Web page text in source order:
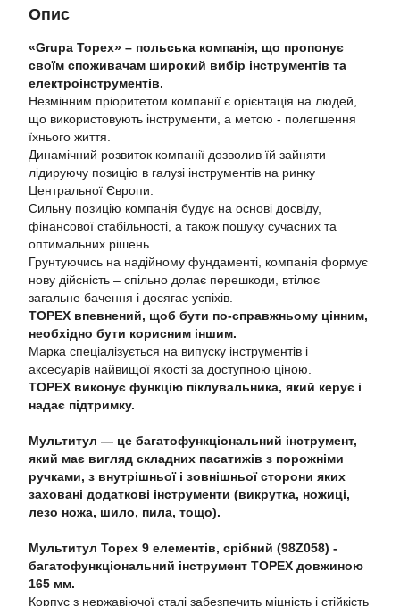
Опис
«Grupа Topex» – польська компанія, що пропонує
своїм споживачам широкий вибір інструментів та
електроінструментів.
Незмінним пріоритетом компанії є орієнтація на людей,
що використовують інструменти, а метою - полегшення
їхнього життя.
Динамічний розвиток компанії дозволив їй зайняти
лідируючу позицію в галузі інструментів на ринку
Центральної Європи.
Сильну позицію компанія будує на основі досвіду,
фінансової стабільності, а також пошуку сучасних та
оптимальних рішень.
Грунтуючись на надійному фундаменті, компанія формує
нову дійсність – спільно долає перешкоди, втілює
загальне бачення і досягає успіхів.
TOPEX впевнений, щоб бути по-справжньому цінним,
необхідно бути корисним іншим.
Марка спеціалізується на випуску інструментів і
аксесуарів найвищої якості за доступною ціною.
TOPEX виконує функцію піклувальника, який керує і
надає підтримку.
Мультитул — це багатофункціональний інструмент,
який має вигляд складних пасатижів з порожніми
ручками, з внутрішньої і зовнішньої сторони яких
заховані додаткові інструменти (викрутка, ножиці,
лезо ножа, шило, пила, тощо).
Мультитул Topex 9 елементів, срібний (98Z058) -
багатофункціональний інструмент TOPEX довжиною
165 мм.
Корпус з нержавіючої сталі забезпечить міцність і стійкість